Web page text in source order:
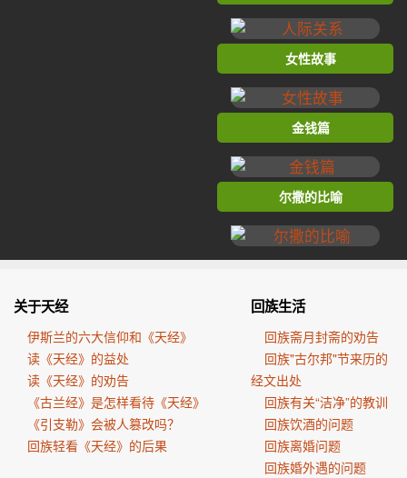
女性故事
金钱篇
尔撒的比喻
关于天经
伊斯兰的六大信仰和《天经》
读《天经》的益处
读《天经》的劝告
《古兰经》是怎样看待《天经》
《引支勒》会被人篡改吗？
回族轻看《天经》的后果
回族生活
回族斋月封斋的劝告
回族"古尔邦"节来历的
经文出处
回族有关“洁净”的教训
回族饮酒的问题
回族离婚问题
回族婚外遇的问题